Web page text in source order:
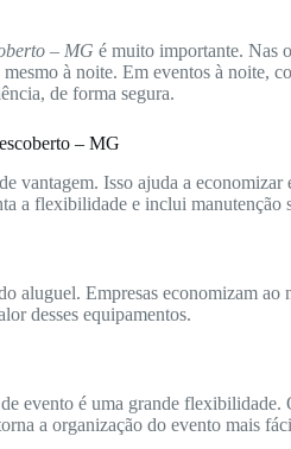
– MG é muito importante. Nas
à noite. Em eventos à noite,
de forma segura.
– MG
vantagem. Isso ajuda a economizar
a flexibilidade e inclui manutenção
aluguel. Empresas economizam ao
desses equipamentos.
evento é uma grande flexibilidade.
a organização do evento mais